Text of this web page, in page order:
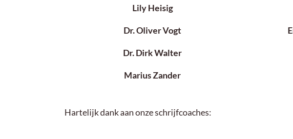
Lily Heisig
Dr. Oliver Vogt
Dr. Dirk Walter
Marius Zander
Hartelijk dank aan onze schrijfcoaches: